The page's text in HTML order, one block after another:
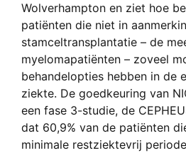
Wolverhampton en ziet hoe
patiënten die niet in
stamceltransplantatie – de
myelomapatiënten – zoveel
behandelopties hebben in de
ziekte. De goedkeuring van
een fase 3-studie, de
dat 60,9% van de patiënten
minimale restziektevrij